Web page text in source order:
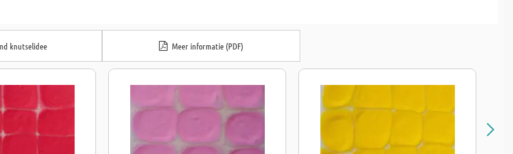
knutselidee Meer informatie (PDF)